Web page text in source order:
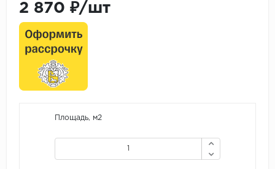
2 870 ₽/шт
Площадь, м2